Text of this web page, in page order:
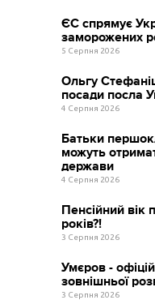
ЄС спрямує
заморожених
5 Серпня 2026
Ольгу
посади посла
4 Серпня 2026
Батьки
можуть
держави
4 Серпня 2026
Пенсійний вік
років?!
3 Серпня 2026
Умєров -
зовнішньої
3 Серпня 2026